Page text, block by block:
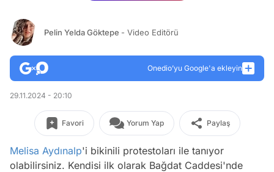
Pelin Yelda Göktepe - Video Editörü
Onedio’yu Google'a ekleyin
29.11.2024 - 20:10
Favori Yorum Yap Paylaş
Melisa Aydınalp'i bikinili protestoları ile tanıyor
olabilirsiniz. Kendisi ilk olarak Bağdat Caddesi'nde